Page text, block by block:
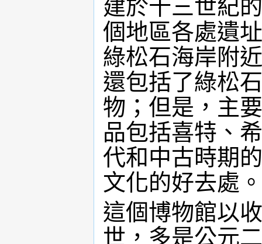
建於十三世紀
個地區各處遺
綠松石海岸附
還包括了綠松
物；但是，主
品包括喜特、
代和中古時期
文化的好去處。
這個博物館以
世，多是公元